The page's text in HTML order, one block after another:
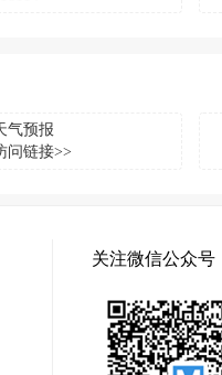
气预报
问链接>>
关注微信公众号